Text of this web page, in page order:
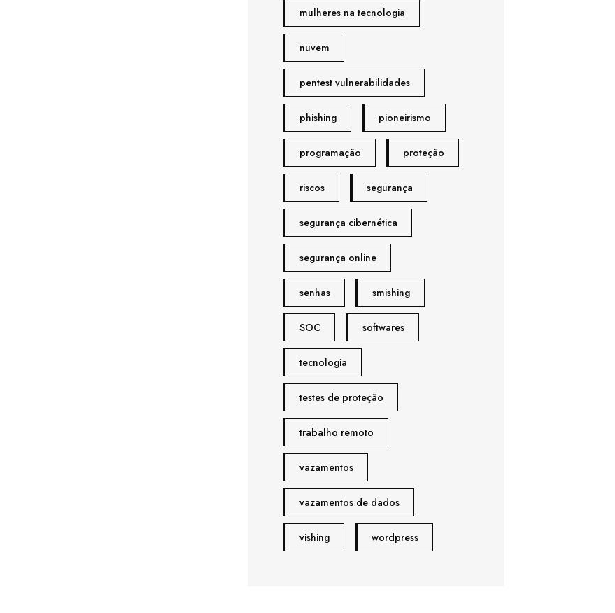
mulheres na tecnologia
nuvem
pentest vulnerabilidades
phishing pioneirismo
programação proteção
riscos segurança
segurança cibernética
segurança online
senhas smishing
SOC softwares
tecnologia
testes de proteção
trabalho remoto
vazamentos
vazamentos de dados
vishing wordpress